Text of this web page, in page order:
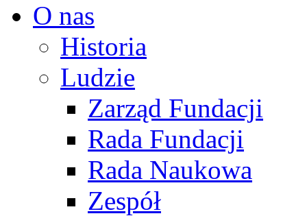
O nas
Historia
Ludzie
Zarząd Fundacji
Rada Fundacji
Rada Naukowa
Zespół